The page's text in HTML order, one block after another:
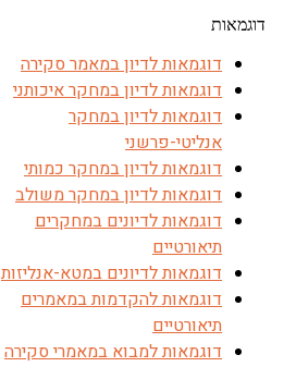
דוגמאות
דוגמאות לדיון במאמר סקירה
דוגמאות לדיון במחקר איכותני
דוגמאות לדיון במחקר
אנליטי-פרשני
דוגמאות לדיון במחקר כמותי
דוגמאות לדיון במחקר משולב
דוגמאות לדיונים במחקרים
תיאורטיים
דוגמאות לדיונים במטא-אנליזות
דוגמאות להקדמות במאמרים
תיאורטיים
דוגמאות למבוא במאמרי סקירה